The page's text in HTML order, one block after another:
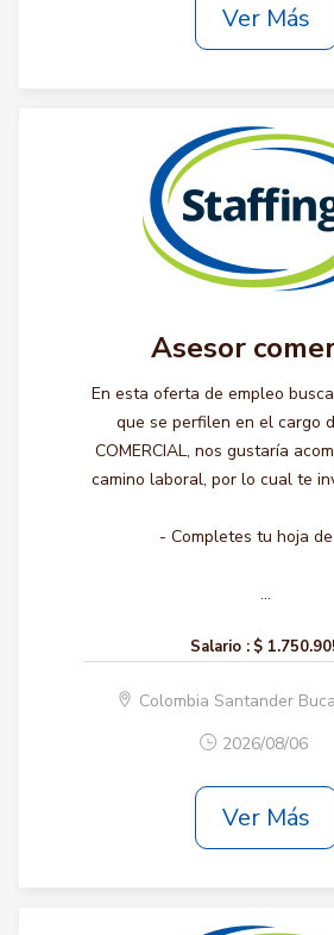
Ver Más
Asesor
En esta oferta de empleo
que se perfilen en el cargo
COMERCIAL, nos gustaría
camino laboral, por lo cual te
- Completes tu hoja
...
Salario : $
Colombia Santander
2026/08/06
Ver Más